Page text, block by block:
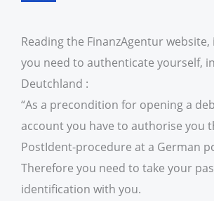
Reading the FinanzAgentur
you need to authenticate yourself,
Deutchland :
“As a precondition for opening a
account you have to authorise you
PostIdent-procedure at a German
Therefore you need to take your
identification with you.